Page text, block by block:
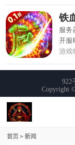
首页 > 新闻